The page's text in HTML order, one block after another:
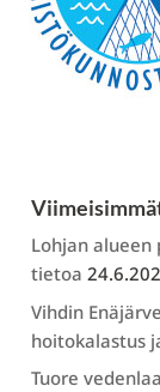
Lohjan
tietoa
Vihdin
hoitokalastus
Tuore